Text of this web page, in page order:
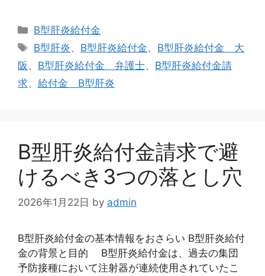
カ
テ
リ
ー
B型肝炎給付金
タ
グ
B型肝炎、 B型肝炎給付金、 B型肝炎給付金 大
阪 、 B型肝炎給付金 弁護士、 B型肝炎給付金請
求、 給付金 B型肝炎
B型肝炎給付金請求で避
けるべき3つの落とし穴
2026年1月22日 by admin
B型肝炎給付金の基本情報をおさらい B型肝炎給付
金の背景と目的 B型肝炎給付金は、過去の集団
予防接種において注射器が連続使用されていたこ